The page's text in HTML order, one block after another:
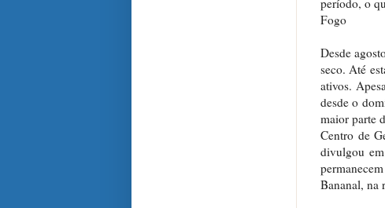
Fogo
Desde
seco. Até
ativos.
desde o
maior parte
Centro de
divulgou
Bananal, na